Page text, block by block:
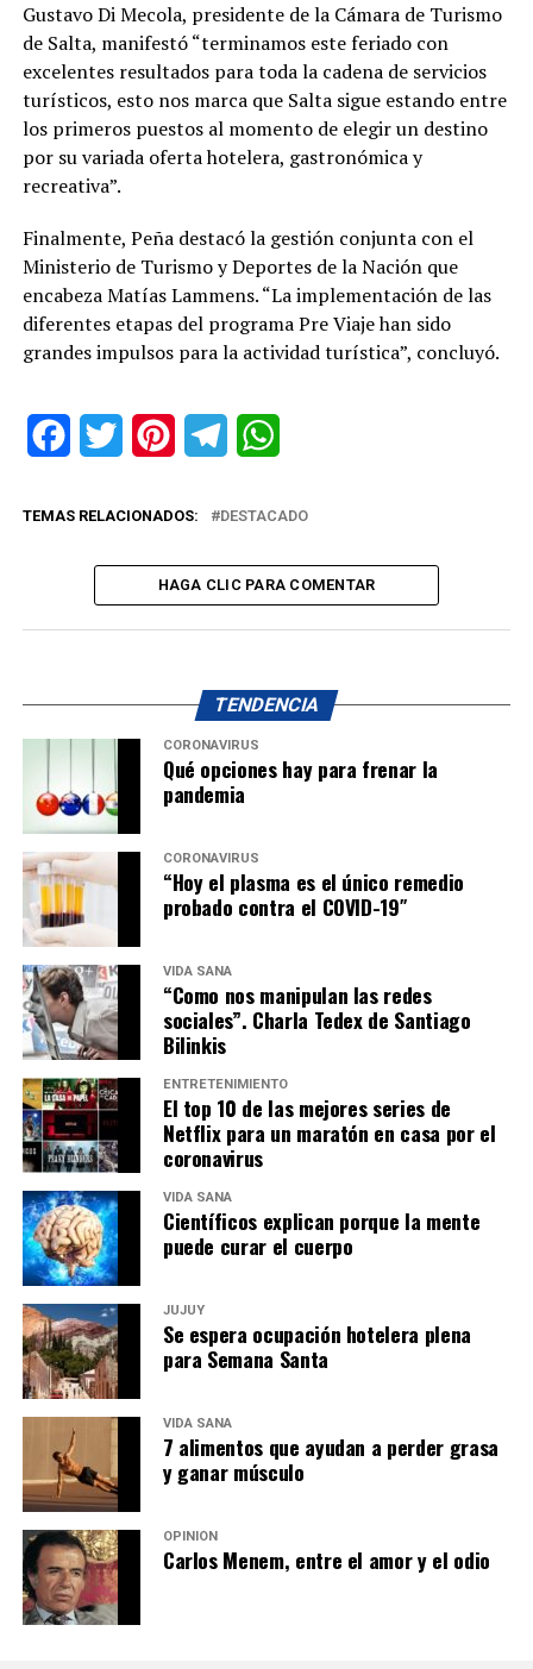
Gustavo Di Mecola, presidente de la Cámara de Turismo
de Salta, manifestó “terminamos este feriado con
excelentes resultados para toda la cadena de servicios
turísticos, esto nos marca que Salta sigue estando entre
los primeros puestos al momento de elegir un destino
por su variada oferta hotelera, gastronómica y
recreativa”.
Finalmente, Peña destacó la gestión conjunta con el
Ministerio de Turismo y Deportes de la Nación que
encabeza Matías Lammens. “La implementación de las
diferentes etapas del programa Pre Viaje han sido
grandes impulsos para la actividad turística”, concluyó.
FacebookTwitter PinterestTelegram
TEMAS RELACIONADOS: DESTACADO
HAGA CLIC PARA COMENTAR
TENDENCIA
CORONAVIRUS
Qué opciones hay para frenar la
pandemia
CORONAVIRUS
“Hoy el plasma es el único remedio
probado contra el COVID-19″
VIDA SANA
“Como nos manipulan las redes
sociales”. Charla Tedex de Santiago
Bilinkis
ENTRETENIMIENTO
El top 10 de las mejores series de
Netflix para un maratón en casa por el
coronavirus
VIDA SANA
Científicos explican porque la mente
puede curar el cuerpo
JUJUY
Se espera ocupación hotelera plena
para Semana Santa
VIDA SANA
7 alimentos que ayudan a perder grasa
y ganar músculo
OPINIÓN
Carlos Menem, entre el amor y el odio